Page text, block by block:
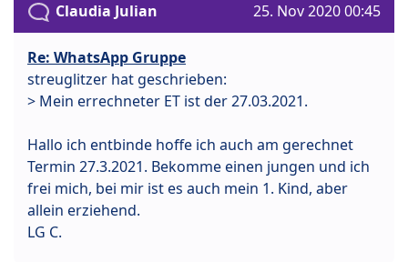
Claudia Julian 25. Nov 2020 00:45
Re: WhatsApp Gruppe
streuglitzer hat geschrieben:
> Mein errechneter ET ist der 27.03.2021.
Hallo ich entbinde hoffe ich auch am gerechnet
Termin 27.3.2021. Bekomme einen jungen und ich
frei mich, bei mir ist es auch mein 1. Kind, aber
allein erziehend.
LG C.